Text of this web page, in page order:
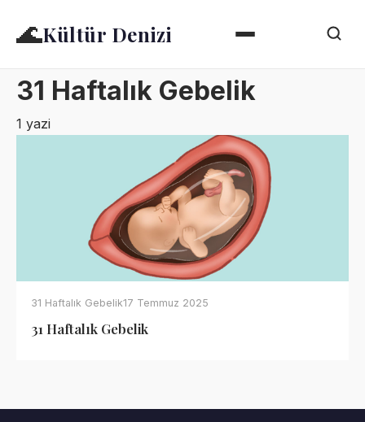
🌊Kültür Denizi
31 Haftalık Gebelik
1 yazi
31 Haftalık Gebelik17 Temmuz 2025
31 Haftalık Gebelik